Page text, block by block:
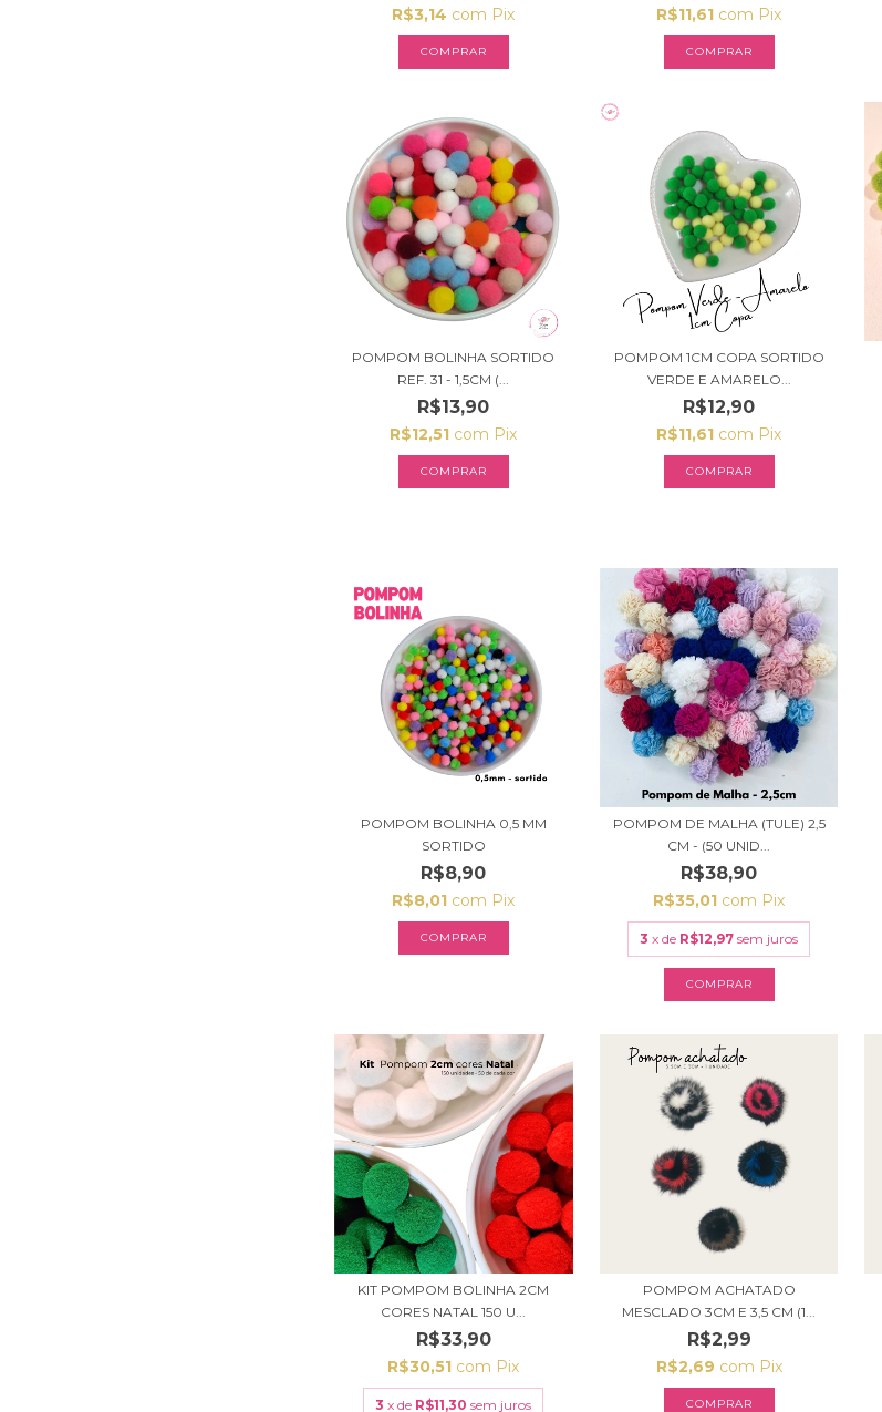
R$3,14 com Pix
COMPRAR
R$11,61 com Pix
POMPOM BOLINHA SORTIDO
REF. 31 - 1,5CM (...
R$13,90
R$12,51 com Pix
COMPRAR
POMPOM 1CM COPA SORTIDO
VERDE E AMARELO...
R$12,90
R$11,61 com Pix
POMPOM BOLINHA 0,5 MM
SORTIDO
R$8,90
R$8,01 com Pix
COMPRAR
POMPOM DE MALHA (TULE) 2,5
CM - (50 UNID...
R$38,90
R$35,01 com Pix
3 x de R$12,97 sem juros
KIT POMPOM BOLINHA 2CM
CORES NATAL 150 U...
R$33,90
R$30,51 com Pix
3 x de R$11,30 sem juros
POMPOM ACHATADO
MESCLADO 3CM E 3,5 CM (1...
R$2,99
R$2,69 com Pix
COMPRAR